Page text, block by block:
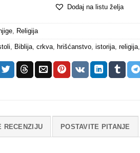
Dodaj na listu želja
, Religija
, Biblija, crkva, hrišćanstvo, istorija, religija,
RECENZIJU POSTAVITE PITANJE